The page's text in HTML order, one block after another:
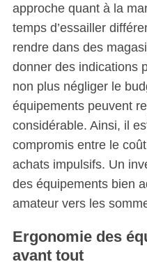
approche quant à la
temps d’essailler
rendre dans des
donner des indications
non plus négliger le
équipements peuvent
considérable. Ainsi, il
compromis entre le
achats impulsifs. Un
des équipements bien
amateur vers les
Ergonomie des
avant tout